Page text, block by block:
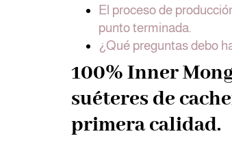
El proceso de
punto terminada.
¿Qué preguntas debo
100% Inner
suéteres de
primera calidad.